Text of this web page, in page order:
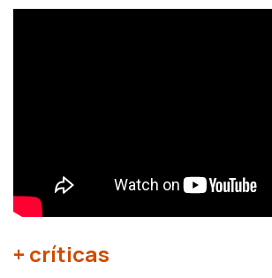
+ críticas